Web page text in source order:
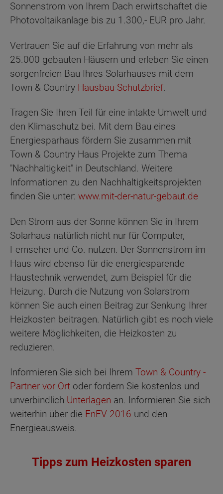
Sonnenstrom von Ihrem Dach erwirtschaftet die
Photovoltaikanlage bis zu 1.300,- EUR pro Jahr.
Vertrauen Sie auf die Erfahrung von mehr als
25.000 gebauten Häusern und erleben Sie einen
sorgenfreien Bau Ihres Solarhauses mit dem
Town & Country Hausbau-Schutzbrief.
Tragen Sie Ihren Teil für eine intakte Umwelt und
den Klimaschutz bei. Mit dem Bau eines
Energiesparhaus fördern Sie zusammen mit
Town & Country Haus Projekte zum Thema
"Nachhaltigkeit" in Deutschland. Weitere
Informationen zu den Nachhaltigkeitsprojekten
finden Sie unter: www.mit-der-natur-gebaut.de
Den Strom aus der Sonne können Sie in Ihrem
Solarhaus natürlich nicht nur für Computer,
Fernseher und Co. nutzen. Der Sonnenstrom im
Haus wird ebenso für die energiesparende
Haustechnik verwendet, zum Beispiel für die
Heizung. Durch die Nutzung von Solarstrom
können Sie auch einen Beitrag zur Senkung Ihrer
Heizkosten beitragen. Natürlich gibt es noch viele
weitere Möglichkeiten, die Heizkosten zu
reduzieren.
Informieren Sie sich bei Ihrem Town & Country -
Partner vor Ort oder fordern Sie kostenlos und
unverbindlich Unterlagen an. Informieren Sie sich
weiterhin über die EnEV 2016 und den
Energieausweis.
Tipps zum Heizkosten sparen